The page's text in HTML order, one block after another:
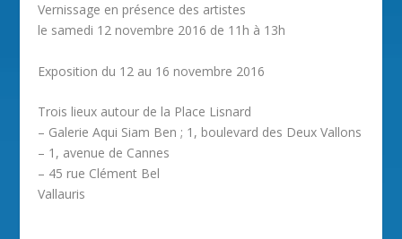
Vernissage en présence des artistes
le samedi 12 novembre 2016 de 11h à 13h
Exposition du 12 au 16 novembre 2016
Trois lieux autour de la Place Lisnard
– Galerie Aqui Siam Ben ; 1, boulevard des Deux Vallons
– 1, avenue de Cannes
– 45 rue Clément Bel
Vallauris